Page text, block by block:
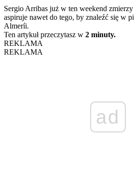
Sergio Arribas już w ten weekend
aspiruje nawet do tego, by znaleźć się w
Almeríi.
Ten artykuł przeczytasz w 2 minuty.
REKLAMA
REKLAMA
ad